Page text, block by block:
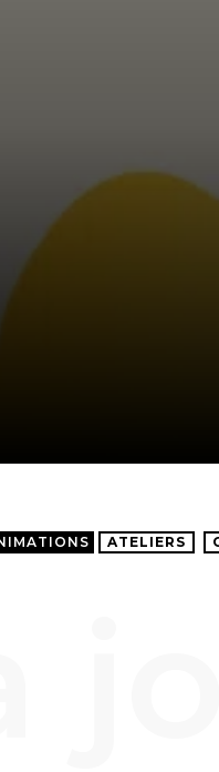
ATELIERS